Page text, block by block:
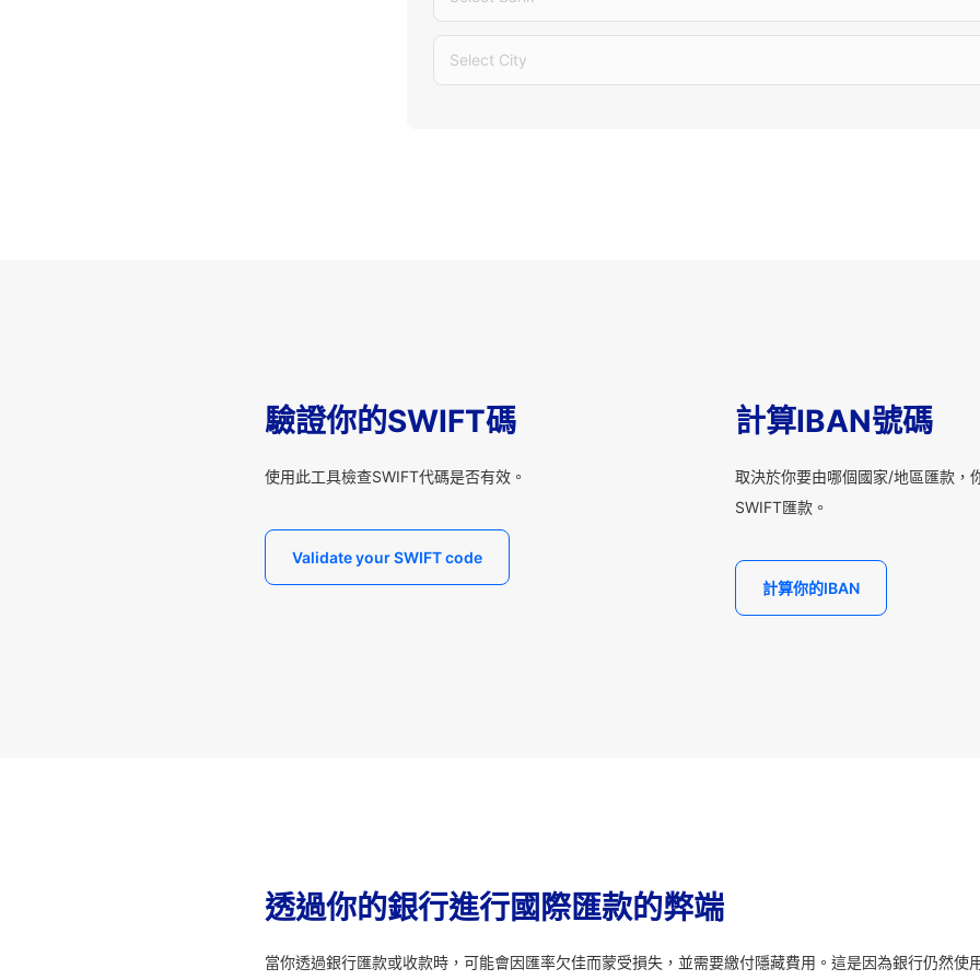
Select City
驗證你的SWIFT碼
使用此工具檢查SWIFT代碼是否有效。
Validate your SWIFT code
計算IBAN號碼
取決於你要由哪個國家/地區匯款，
SWIFT匯款。
計算你的IBAN
透過你的銀行進行國際匯款的弊端
當你透過銀行匯款或收款時，可能會因匯率欠佳而蒙受損失，並需要繳付隱藏費用。這是因為銀行仍然使